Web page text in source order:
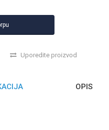
Uporedite proizvod
OPIS